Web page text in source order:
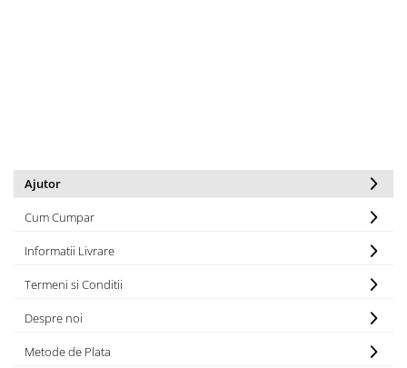
Ajutor
Cum Cumpar
Informatii Livrare
Termeni si Conditii
Despre noi
Metode de Plata